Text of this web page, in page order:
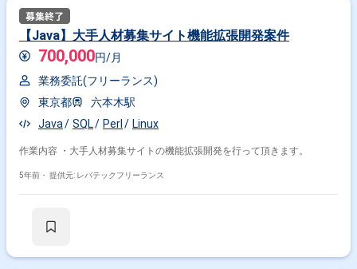
【Java】大手人材募集サイト機能拡張開発案件
700,000円/月
業務委託(フリーランス)
東京都
六本木駅
Java
SQL Perl Linux
作業内容 ・大手人材募集サイトの機能拡張開発を行って頂きます。
5年前・ 提供元: レバテックフリーランス